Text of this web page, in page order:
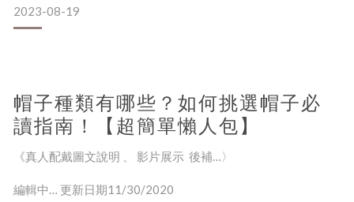
● 漁夫帽型
● 老帽/ 鴨舌帽/ 棒球帽型
帽子內側常見有二條帶子，是用來縮小帽圍用
簡單的綁活的蝴蝶結即可
（２）魔鬼氈式的簡便貼片式
直接粘貼即可
2023-08-19
帽子種類有哪些？如何挑選帽子必
讀指南！【超簡單懶人包】
《真人配戴圖文說明 、 影片展示 後補…〉
編輯中… 更新日期11/30/2020